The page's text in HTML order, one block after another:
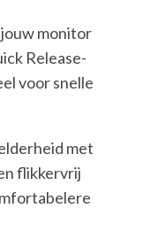
monitor
Release-
voor snelle
met
flikkervrij